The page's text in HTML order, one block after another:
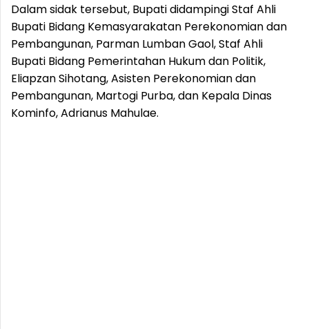
Dalam sidak tersebut, Bupati didampingi Staf Ahli
Bupati Bidang Kemasyarakatan Perekonomian dan
Pembangunan, Parman Lumban Gaol, Staf Ahli
Bupati Bidang Pemerintahan Hukum dan Politik,
Eliapzan Sihotang, Asisten Perekonomian dan
Pembangunan, Martogi Purba, dan Kepala Dinas
Kominfo, Adrianus Mahulae.